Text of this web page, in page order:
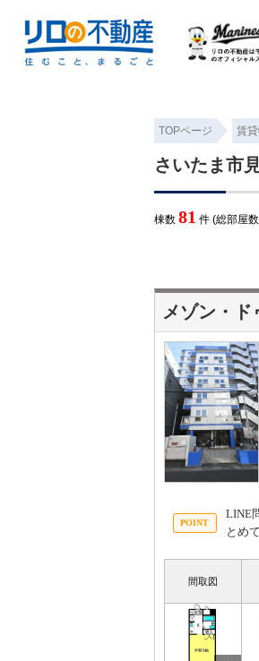
TOPページ 賃
さいたま市
棟数 81 件 (総部屋数
メゾン・ド
LINE
とめ
間取図